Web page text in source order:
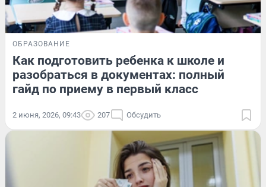
ОБРАЗОВАНИЕ
Как подготовить ребенка к школе и
разобраться в документах: полный
гайд по приему в первый класс
2 июня, 2026, 09:43 207 Обсудить